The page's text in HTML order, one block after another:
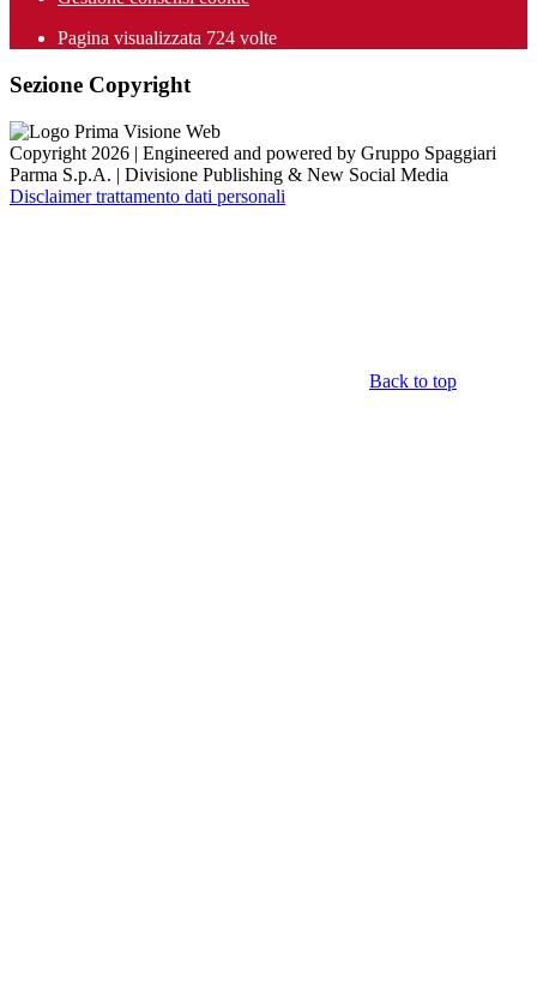
Pagina visualizzata 724 volte
Sezione Copyright
Copyright 2026 | Engineered and powered by Gruppo Spaggiari
Parma S.p.A. | Divisione Publishing & New Social Media
Disclaimer trattamento dati personali
Back to top